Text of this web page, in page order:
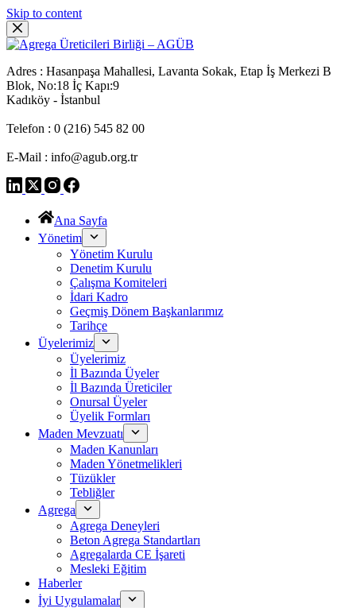
Skip to content
Adres : Hasanpaşa Mahallesi, Lavanta Sokak, Etap İş Merkezi B
Blok, No:18 İç Kapı:9
Kadıköy - İstanbul
Telefon : 0 (216) 545 82 00
E-Mail : info@agub.org.tr
Ana Sayfa
Yönetim
Yönetim Kurulu
Denetim Kurulu
Çalışma Komiteleri
İdari Kadro
Geçmiş Dönem Başkanlarımız
Tarihçe
Üyelerimiz
Üyelerimiz
İl Bazında Üyeler
İl Bazında Üreticiler
Onursal Üyeler
Üyelik Formları
Maden Mevzuatı
Maden Kanunları
Maden Yönetmelikleri
Tüzükler
Tebliğler
Agrega
Agrega Deneyleri
Beton Agrega Standartları
Agregalarda CE İşareti
Mesleki Eğitim
Haberler
İyi Uygulamalar